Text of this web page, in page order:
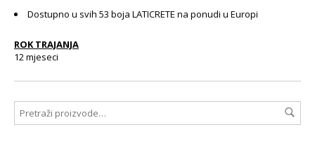
Dostupno u svih 53 boja LATICRETE na ponudi u Europi
ROK TRAJANJA
12 mjeseci